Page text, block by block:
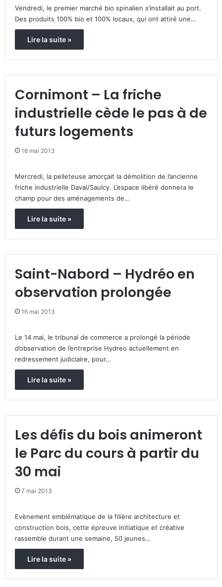
Vendredi, le premier marché bio spinalien s’installait au port.
Des produits 100% bio et 100% locaux, qui ont attiré une…
Lire la suite »
Cornimont – La friche
industrielle cède le pas à de
futurs logements
16 mai 2013
Mercredi, la pelleteuse amorçait la démolition de l’ancienne
friche industrielle Daval/Saulcy. L’espace libéré donnera le
champ pour des aménagements de…
Lire la suite »
Saint-Nabord – Hydréo en
observation prolongée
16 mai 2013
Le 14 mai, le tribunal de commerce a prolongé la période
d’observation de l’entreprise Hydreo actuellement en
redressement judiciaire, pour…
Lire la suite »
Les défis du bois animeront
le Parc du cours à partir du
30 mai
7 mai 2013
Evènement emblématique de la filière architecture et
construction bois, cette épreuve initiatique et créative
rassemble durant une semaine, 50 jeunes…
Lire la suite »